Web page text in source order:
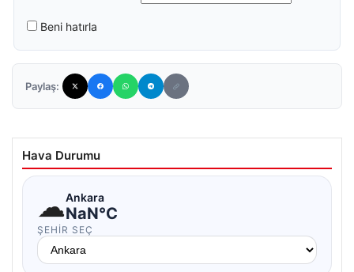
Beni hatırla
Paylaş:
Hava Durumu
☁Ankara
NaN°C
ŞEHIR SEÇ